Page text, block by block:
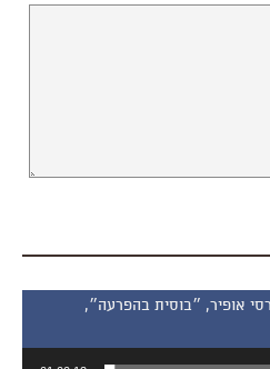
פרסי אופיר, ״בוסית בהפרעה״,